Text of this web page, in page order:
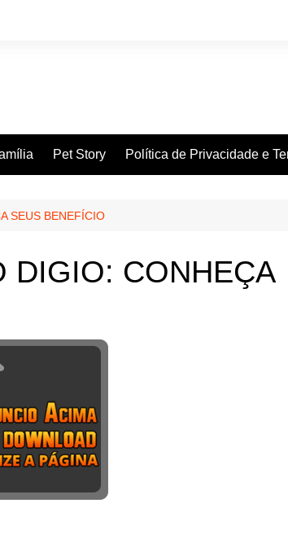
Pet Story Política de Privacidade e
SEUS BENEFÍCIO
DIGIO: CONHEÇA